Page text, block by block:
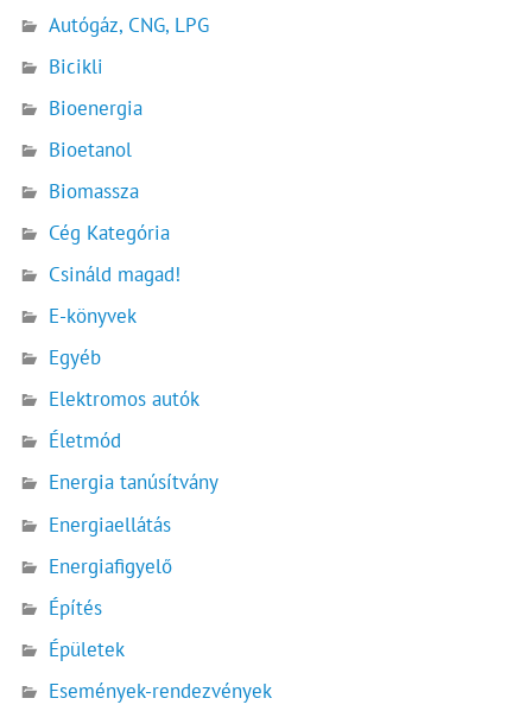
Autógáz, CNG, LPG
Bicikli
Bioenergia
Bioetanol
Biomassza
Cég Kategória
Csináld magad!
E-könyvek
Egyéb
Elektromos autók
Életmód
Energia tanúsítvány
Energiaellátás
Energiafigyelő
Építés
Épületek
Események-rendezvények